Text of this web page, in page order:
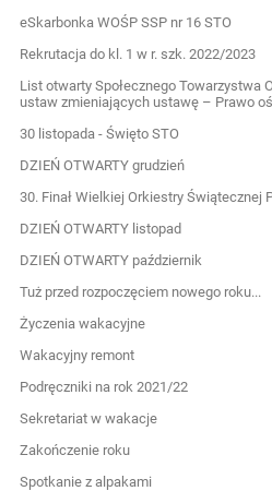
eSkarbonka WOŚP SSP nr 16 STO
Rekrutacja do kl. 1 w r. szk. 2022/2023
List otwarty Społecznego Towarzystwa
ustaw zmieniających ustawę – Prawo
30 listopada - Święto STO
DZIEŃ OTWARTY grudzień
30. Finał Wielkiej Orkiestry Świątecznej
DZIEŃ OTWARTY listopad
DZIEŃ OTWARTY październik
Tuż przed rozpoczęciem nowego roku...
Życzenia wakacyjne
Wakacyjny remont
Podręczniki na rok 2021/22
Sekretariat w wakacje
Zakończenie roku
Spotkanie z alpakami